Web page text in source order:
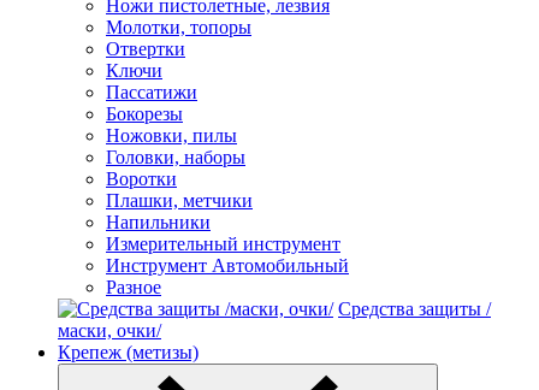
Ножи пистолетные, лезвия
Молотки, топоры
Отвертки
Ключи
Пассатижи
Бокорезы
Ножовки, пилы
Головки, наборы
Воротки
Плашки, метчики
Напильники
Измерительный инструмент
Инструмент Автомобильный
Разное
Средства защиты /
маски, очки/
Крепеж (метизы)